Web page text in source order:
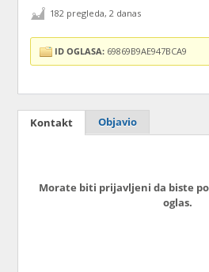
182 pregleda, 2 danas
ID OGLASA: 69869B9AE947BCA9
Kontakt Objavio
Morate biti prijavljeni da biste
oglas.